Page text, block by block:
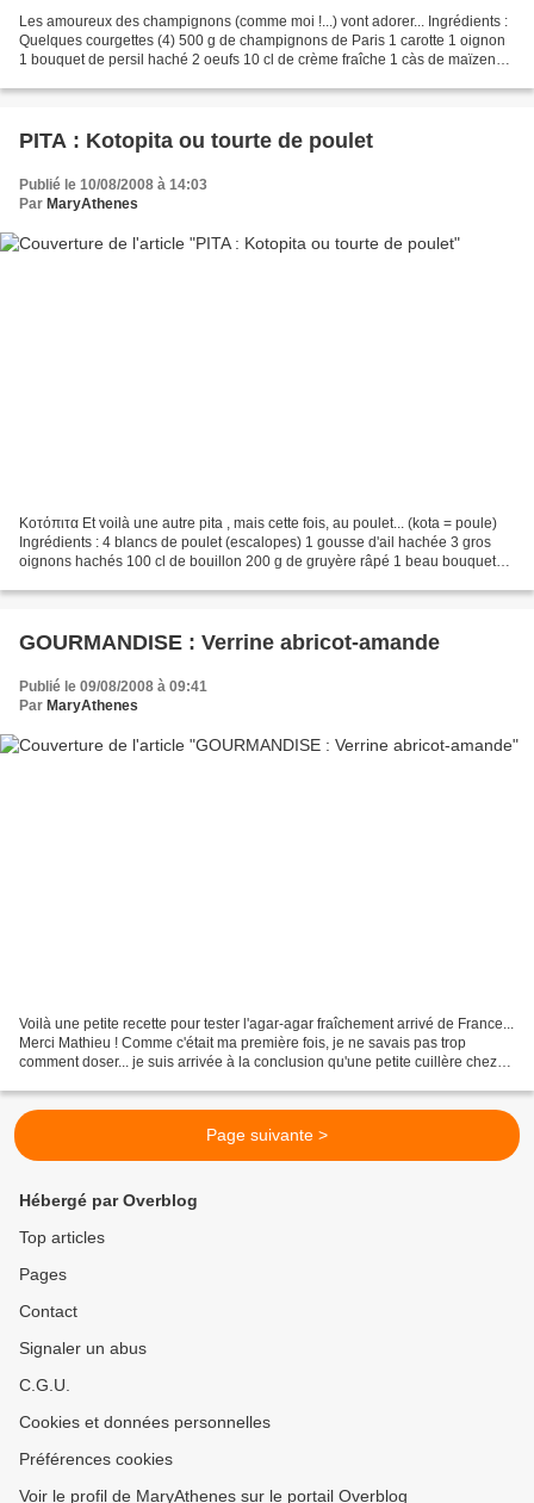
Les amoureux des champignons (comme moi !...) vont adorer... Ingrédients :
Quelques courgettes (4) 500 g de champignons de Paris 1 carotte 1 oignon
1 bouquet de persil haché 2 oeufs 10 cl de crème fraîche 1 càs de maïzena
PITA : Kotopita ou tourte de poulet
Publié le 10/08/2008 à 14:03
Par MaryAthenes
Κοτόπιτα Et voilà une autre pita , mais cette fois, au poulet... (kota = poule)
Ingrédients : 4 blancs de poulet (escalopes) 1 gousse d'ail hachée 3 gros
oignons hachés 100 cl de bouillon 200 g de gruyère râpé 1 beau bouquet
GOURMANDISE : Verrine abricot-amande
Publié le 09/08/2008 à 09:41
Par MaryAthenes
Voilà une petite recette pour tester l'agar-agar fraîchement arrivé de France...
Merci Mathieu ! Comme c'était ma première fois, je ne savais pas trop
comment doser... je suis arrivée à la conclusion qu'une petite cuillère chez
Page suivante >
Hébergé par Overblog
Top articles
Pages
Contact
Signaler un abus
C.G.U.
Cookies et données personnelles
Préférences cookies
Voir le profil de MaryAthenes sur le portail Overblog